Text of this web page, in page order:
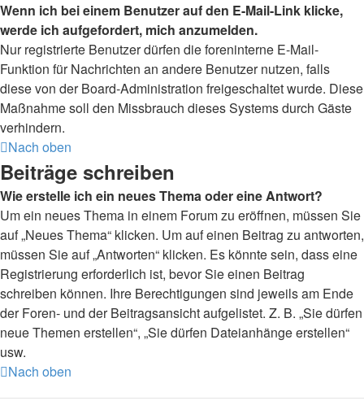
Wenn ich bei einem Benutzer auf den E-Mail-Link klicke,
werde ich aufgefordert, mich anzumelden.
Nur registrierte Benutzer dürfen die foreninterne E-Mail-
Funktion für Nachrichten an andere Benutzer nutzen, falls
diese von der Board-Administration freigeschaltet wurde. Diese
Maßnahme soll den Missbrauch dieses Systems durch Gäste
verhindern.
Nach oben
Beiträge schreiben
Wie erstelle ich ein neues Thema oder eine Antwort?
Um ein neues Thema in einem Forum zu eröffnen, müssen Sie
auf „Neues Thema“ klicken. Um auf einen Beitrag zu antworten,
müssen Sie auf „Antworten“ klicken. Es könnte sein, dass eine
Registrierung erforderlich ist, bevor Sie einen Beitrag
schreiben können. Ihre Berechtigungen sind jeweils am Ende
der Foren- und der Beitragsansicht aufgelistet. Z. B. „Sie dürfen
neue Themen erstellen“, „Sie dürfen Dateianhänge erstellen“
usw.
Nach oben